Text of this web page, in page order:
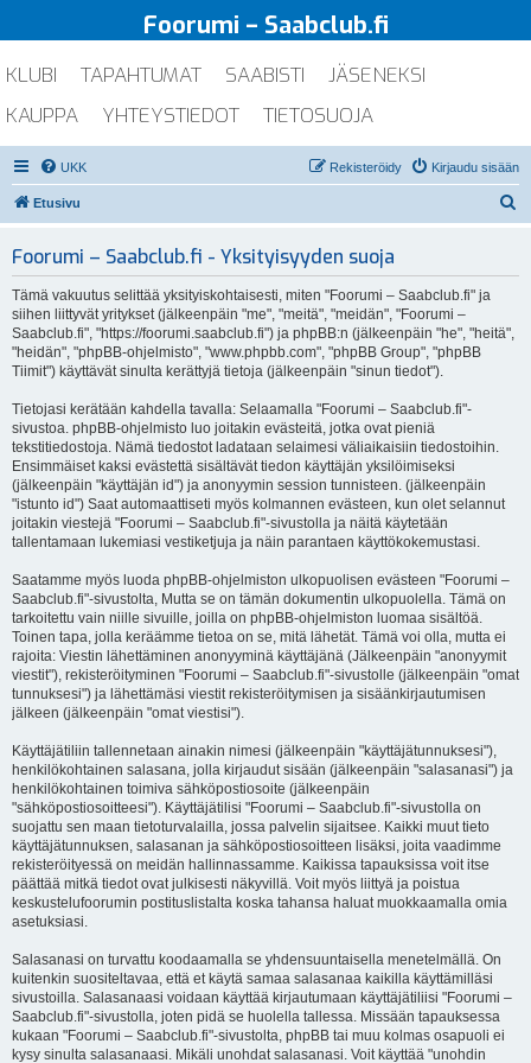
Foorumi – Saabclub.fi
KLUBI TAPAHTUMAT SAABISTI
JÄSENEKSI
KAUPPA
YHTEYSTIEDOT TIETOSUOJA
UKK Kirjaudu sisään
Rekisteröidy
Etusivu
Foorumi – Saabclub.fi - Yksityisyyden suoja
Tämä vakuutus selittää yksityiskohtaisesti, miten "Foorumi – Saabclub.fi" ja
siihen liittyvät yritykset (jälkeenpäin "me", "meitä", "meidän", "Foorumi –
Saabclub.fi", "https://foorumi.saabclub.fi") ja phpBB:n (jälkeenpäin "he", "heitä",
"heidän", "phpBB-ohjelmisto", "www.phpbb.com", "phpBB Group", "phpBB
Tiimit") käyttävät sinulta kerättyjä tietoja (jälkeenpäin "sinun tiedot").
Tietojasi kerätään kahdella tavalla: Selaamalla "Foorumi – Saabclub.fi"-
sivustoa. phpBB-ohjelmisto luo joitakin evästeitä, jotka ovat pieniä
tekstitiedostoja. Nämä tiedostot ladataan selaimesi väliaikaisiin tiedostoihin.
Ensimmäiset kaksi evästettä sisältävät tiedon käyttäjän yksilöimiseksi
(jälkeenpäin "käyttäjän id") ja anonyymin session tunnisteen. (jälkeenpäin
"istunto id") Saat automaattiseti myös kolmannen evästeen, kun olet selannut
joitakin viestejä "Foorumi – Saabclub.fi"-sivustolla ja näitä käytetään
tallentamaan lukemiasi vestiketjuja ja näin parantaen käyttökokemustasi.
Saatamme myös luoda phpBB-ohjelmiston ulkopuolisen evästeen "Foorumi –
Saabclub.fi"-sivustolta, Mutta se on tämän dokumentin ulkopuolella. Tämä on
tarkoitettu vain niille sivuille, joilla on phpBB-ohjelmiston luomaa sisältöä.
Toinen tapa, jolla keräämme tietoa on se, mitä lähetät. Tämä voi olla, mutta ei
rajoita: Viestin lähettäminen anonyyminä käyttäjänä (Jälkeenpäin "anonyymit
viestit"), rekisteröityminen "Foorumi – Saabclub.fi"-sivustolle (jälkeenpäin "omat
tunnuksesi") ja lähettämäsi viestit rekisteröitymisen ja sisäänkirjautumisen
jälkeen (jälkeenpäin "omat viestisi").
Käyttäjätiliin tallennetaan ainakin nimesi (jälkeenpäin "käyttäjätunnuksesi"),
henkilökohtainen salasana, jolla kirjaudut sisään (jälkeenpäin "salasanasi") ja
henkilökohtainen toimiva sähköpostiosoite (jälkeenpäin
"sähköpostiosoitteesi"). Käyttäjätilisi "Foorumi – Saabclub.fi"-sivustolla on
suojattu sen maan tietoturvalailla, jossa palvelin sijaitsee. Kaikki muut tieto
käyttäjätunnuksen, salasanan ja sähköpostiosoitteen lisäksi, joita vaadimme
rekisteröityessä on meidän hallinnassamme. Kaikissa tapauksissa voit itse
päättää mitkä tiedot ovat julkisesti näkyvillä. Voit myös liittyä ja poistua
keskustelufoorumin postituslistalta koska tahansa haluat muokkaamalla omia
asetuksiasi.
Salasanasi on turvattu koodaamalla se yhdensuuntaisella menetelmällä. On
kuitenkin suositeltavaa, että et käytä samaa salasanaa kaikilla käyttämilläsi
sivustoilla. Salasanaasi voidaan käyttää kirjautumaan käyttäjätiliisi "Foorumi –
Saabclub.fi"-sivustolla, joten pidä se huolella tallessa. Missään tapauksessa
kukaan "Foorumi – Saabclub.fi"-sivustolta, phpBB tai muu kolmas osapuoli ei
kysy sinulta salasanaasi. Mikäli unohdat salasanasi. Voit käyttää "unohdin